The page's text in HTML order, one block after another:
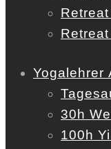
Yogalehrer
30h
100h